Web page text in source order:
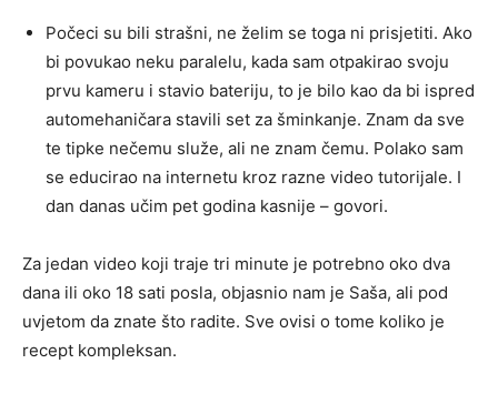
Počeci su bili strašni, ne želim se toga ni prisjetiti. Ako
bi povukao neku paralelu, kada sam otpakirao svoju
prvu kameru i stavio bateriju, to je bilo kao da bi ispred
automehaničara stavili set za šminkanje. Znam da sve
te tipke nečemu služe, ali ne znam čemu. Polako sam
se educirao na internetu kroz razne video tutorijale. I
dan danas učim pet godina kasnije – govori.
Za jedan video koji traje tri minute je potrebno oko dva
dana ili oko 18 sati posla, objasnio nam je Saša, ali pod
uvjetom da znate što radite. Sve ovisi o tome koliko je
recept kompleksan.